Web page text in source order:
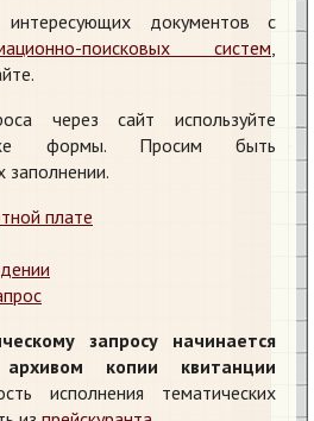
интересующих документов с
поисковых систем
через сайт используйте
формы. Просим быть
заполнении.
плате
запросу начинается
копии квитанции
исполнения тематических